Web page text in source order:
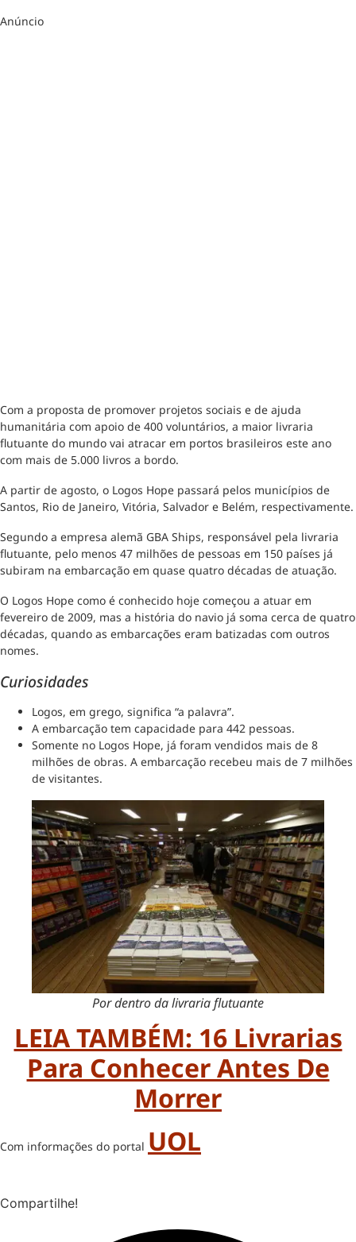
Anúncio
Com a proposta de promover projetos sociais e de ajuda
humanitária com apoio de 400 voluntários, a maior livraria
flutuante do mundo vai atracar em portos brasileiros este ano
com mais de 5.000 livros a bordo.
A partir de agosto, o Logos Hope passará pelos municípios de
Santos, Rio de Janeiro, Vitória, Salvador e Belém, respectivamente.
Segundo a empresa alemã GBA Ships, responsável pela livraria
flutuante, pelo menos 47 milhões de pessoas em 150 países já
subiram na embarcação em quase quatro décadas de atuação.
O Logos Hope como é conhecido hoje começou a atuar em
fevereiro de 2009, mas a história do navio já soma cerca de quatro
décadas, quando as embarcações eram batizadas com outros
nomes.
Curiosidades
Logos, em grego, significa “a palavra”.
A embarcação tem capacidade para 442 pessoas.
Somente no Logos Hope, já foram vendidos mais de 8
milhões de obras. A embarcação recebeu mais de 7 milhões
de visitantes.
Por dentro da livraria flutuante
LEIA TAMBÉM: 16 Livrarias
Para Conhecer Antes De
Morrer
Com informações do portal UOL
Compartilhe!